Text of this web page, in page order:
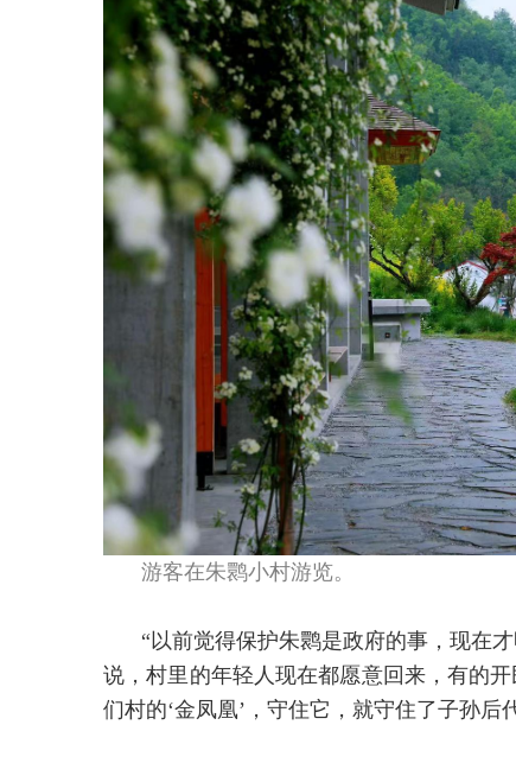
游客在朱鹮小村游览。
“以前觉得保护朱鹮是政府的事，现在
说，村里的年轻人现在都愿意回来，有的
们村的‘金凤凰’，守住它，就守住了子孙后